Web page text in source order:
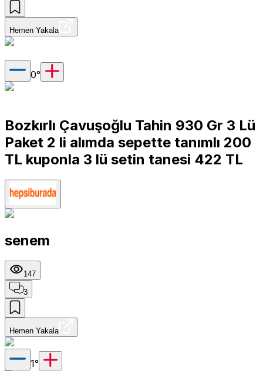
Hemen Yakala
0°
Bozkırlı Çavuşoğlu Tahin 930 Gr 3 Lü
Paket 2 li alımda sepette tanımlı 200
TL kuponla 3 lü setin tanesi 422 TL
senem
147
3
Hemen Yakala
1°